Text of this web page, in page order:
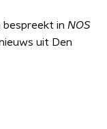
bespreekt in NOS
uit Den